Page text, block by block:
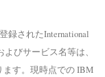
録されたInternational
よびサービス名等は、
す。現時点での IBM